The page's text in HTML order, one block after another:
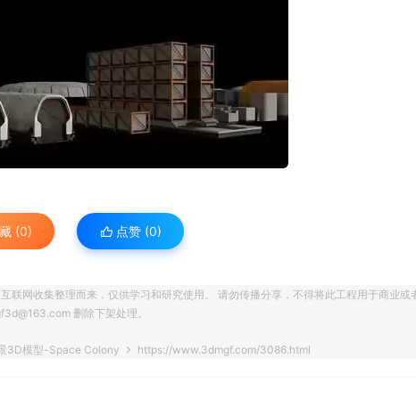
(0) 点赞 (0)
联网收集整理而来，仅供学习和研究使用。 请勿传播分享，不得将此工程用于商业或
删除下架处理。
3D模型-Space Colony https://www.3dmgf.com/3086.html